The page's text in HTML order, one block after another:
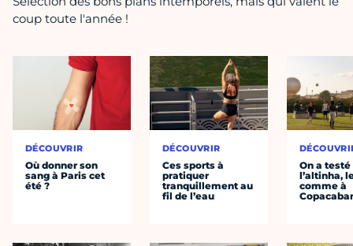
coup toute l'année !
DÉCOUVRIR
Où donner son
sang à Paris cet
été ?
DÉCOUVRIR
Ces sports à
pratiquer
tranquillement au
fil de l’eau
On a testé
l’altinha,
comme à